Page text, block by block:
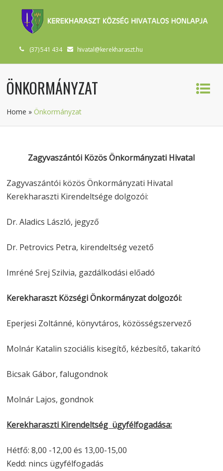
(37) 541 434 hivatal@kerekharaszt.hu
ÖNKORMÁNYZAT
Home » Önkormányzat
Zagyvaszántói Közös Önkormányzati Hivatal
Zagyvaszántói közös Önkormányzati Hivatal
Kerekharaszti Kirendeltsége dolgozói:
Dr. Aladics László, jegyző
Dr. Petrovics Petra, kirendeltség vezető
Imréné Srej Szilvia, gazdálkodási előadó
Kerekharaszt Községi Önkormányzat dolgozói:
Eperjesi Zoltánné, könyvtáros, közösségszervező
Molnár Katalin szociális kisegítő, kézbesítő, takarító
Bicsak Gábor, falugondnok
Molnár Lajos, gondnok
Kerekharaszti Kirendeltség ügyfélfogadása:
Hétfő: 8,00 -12,00 és 13,00-15,00
Kedd: nincs ügyfélfogadás